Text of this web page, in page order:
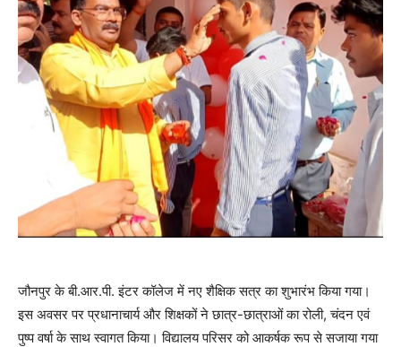
जौनपुर के बी.आर.पी. इंटर कॉलेज में नए शैक्षिक सत्र का शुभारंभ किया गया।
इस अवसर पर प्रधानाचार्य और शिक्षकों ने छात्र-छात्राओं का रोली, चंदन एवं
पुष्प वर्षा के साथ स्वागत किया। विद्यालय परिसर को आकर्षक रूप से सजाया गया